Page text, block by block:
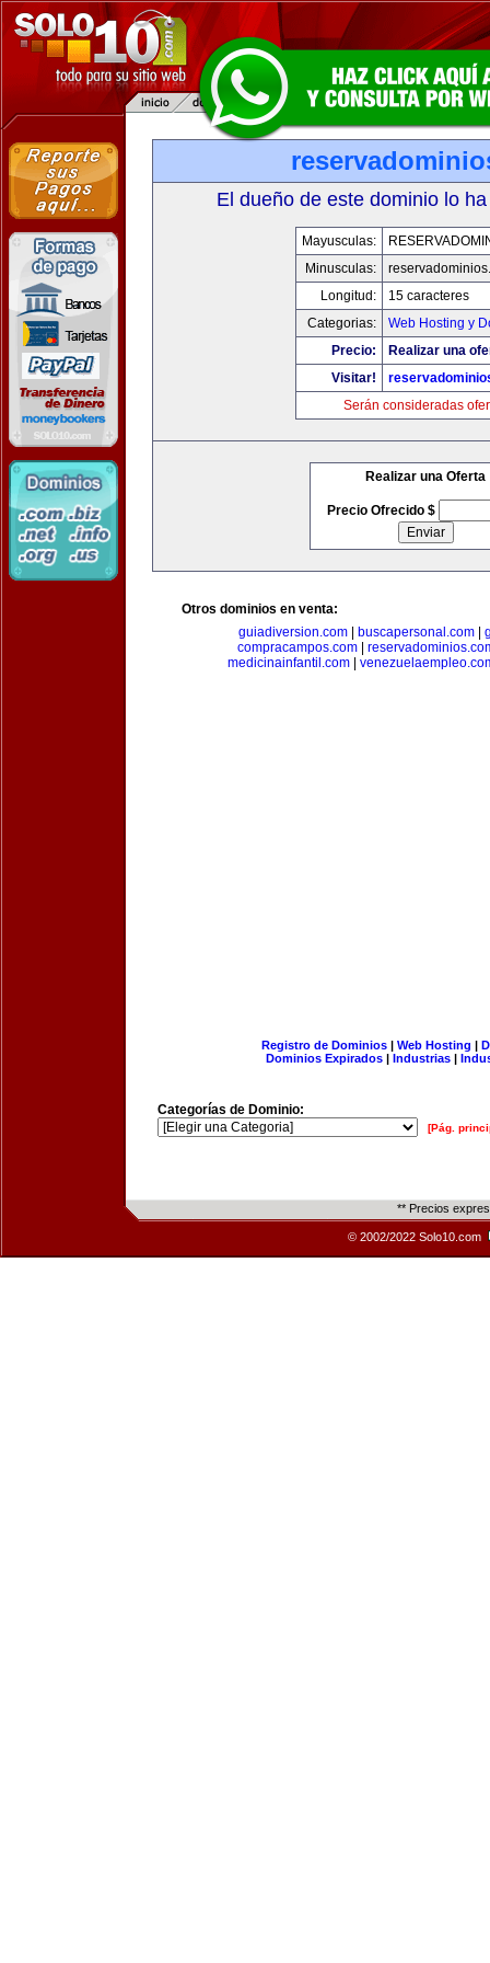
El dueño de este dominio lo
Mayusculas:
Minusculas:
Longitud:
15 caracteres
Categorias:
Web Hosting y
Precio:
Realizar una
Visitar!
Serán consideradas
Realizar una Oferta
Precio Ofrecido $
Otros dominios en venta:
guiadiversion.com| buscapersonal.com|
compracampos.com
medicinainfantil.com|
Registro de Dominios| Web Hosting |
Dominios Expirados | Industrias |
Categorías de Dominio:
[Pág.
** Precios
© 2002/2022 Solo10.com